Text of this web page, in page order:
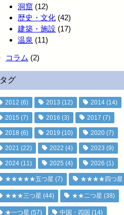
洞窟 (12)
歴史・文化 (42)
建築・施設 (17)
温泉 (11)
コラム (2)
タグ
2012 (6) 2013 (12) 2014 (14)
2015 (7) 2016 (3) 2017 (7)
2018 (6) 2019 (10) 2020 (7)
2021 (22) 2022 (4) 2023 (9)
2024 (11) 2025 (4) 2026 (1)
★★★★★五つ星 (7) ★★★★四つ星
★★★三つ星 (44) ★★二つ星 (38)
★一つ星 (57) 中国・四国 (14)